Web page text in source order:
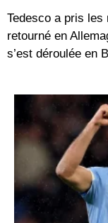
Tedesco a pris
retourné en
s’est déroulée en